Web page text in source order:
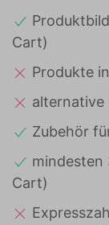
Cart)
Produkte
alternative
Zubehör
mindesten
Cart)